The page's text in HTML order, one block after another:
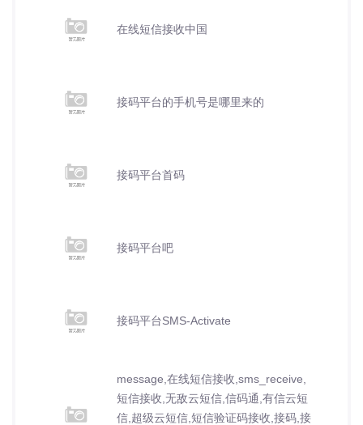
在线短信接收中国
接码平台的手机号是哪里来的
接码平台首码
接码平台吧
接码平台SMS-Activate
message,在线短信接收,sms_receive,
短信接收,无敌云短信,信码通,有信云短
信,超级云短信,短信验证码接收,接码,接